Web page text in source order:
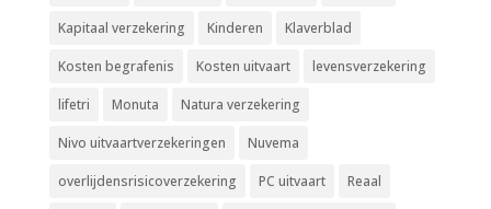
Kapitaal verzekering Kinderen Klaverblad
Kosten begrafenis Kosten uitvaart levensverzekering
lifetri Monuta Natura verzekering
Nivo uitvaartverzekeringen Nuvema
overlijdensrisicoverzekering PC uitvaart Reaal